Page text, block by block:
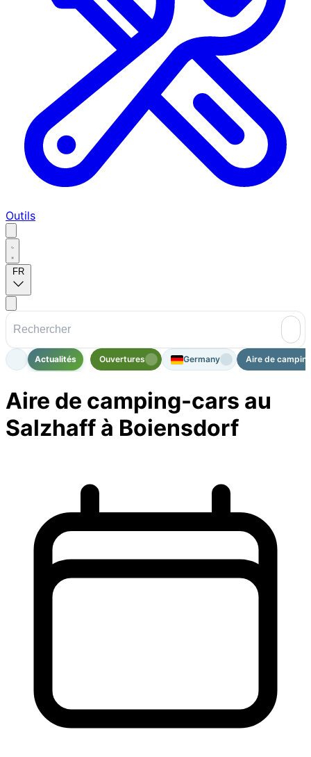
Outils
FR
Actualités Ouvertures Germany Aire de
Aire de camping-cars au
Salzhaff à Boiensdorf